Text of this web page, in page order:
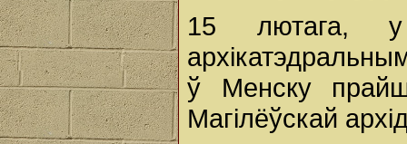
15 лютага,
ў Менску
Магілёўскай